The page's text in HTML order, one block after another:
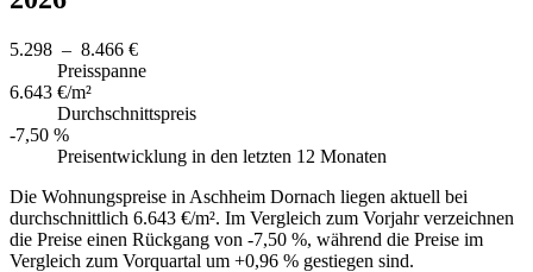
5.298 – 8.466 €
Preisspanne
6.643 €/m²
Durchschnittspreis
-7,50 %
Preisentwicklung in den letzten 12 Monaten
Die Wohnungspreise in Aschheim Dornach liegen aktuell bei
durchschnittlich 6.643 €/m². Im Vergleich zum Vorjahr verzeichnen
die Preise einen Rückgang von -7,50 %, während die Preise im
Vergleich zum Vorquartal um +0,96 % gestiegen sind.